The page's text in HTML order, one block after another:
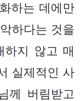
하는 데에만
하다는 것을
하지 않고 매
실제적인 사
께 버림받고